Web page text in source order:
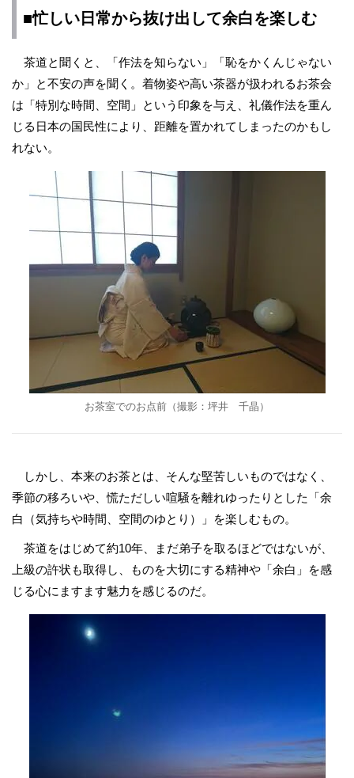
■忙しい日常から抜け出して余白を楽しむ
茶道と聞くと、「作法を知らない」「恥をかくんじゃない
か」と不安の声を聞く。着物姿や高い茶器が扱われるお茶会
は「特別な時間、空間」という印象を与え、礼儀作法を重ん
じる日本の国民性により、距離を置かれてしまったのかもし
れない。
お茶室でのお点前（撮影：坪井 千晶）
しかし、本来のお茶とは、そんな堅苦しいものではなく、
季節の移ろいや、慌ただしい喧騒を離れゆったりとした「余
白（気持ちや時間、空間のゆとり）」を楽しむもの。
茶道をはじめて約10年、まだ弟子を取るほどではないが、
上級の許状も取得し、ものを大切にする精神や「余白」を感
じる心にますます魅力を感じるのだ。